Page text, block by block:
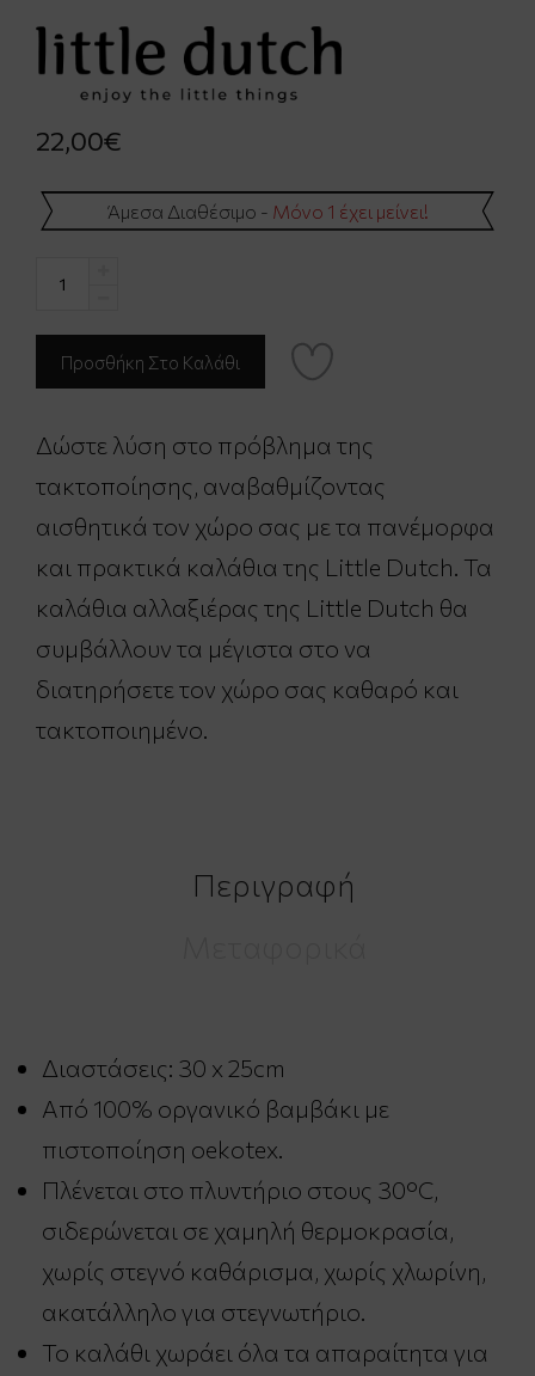
22,00€
Άμεσα Διαθέσιμο - Μόνο 1 έχει μείνει!
Δώστε λύση στο πρόβλημα της
τακτοποίησης, αναβαθμίζοντας
αισθητικά τον χώρο σας με τα πανέμορφα
και πρακτικά καλάθια της Little Dutch. Τα
καλάθια αλλαξιέρας της Little Dutch θα
συμβάλλουν τα μέγιστα στο να
διατηρήσετε τον χώρο σας καθαρό και
τακτοποιημένο.
Περιγραφή
Διαστάσεις: 30 x 25cm
Aπό 100% οργανικό βαμβάκι με
πιστοποίηση oekotex.
Πλένεται στο πλυντήριο στους 30°C,
σιδερώνεται σε χαμηλή θερμοκρασία,
χωρίς στεγνό καθάρισμα, χωρίς χλωρίνη,
ακατάλληλο για στεγνωτήριο.
Το καλάθι χωράει όλα τα απαραίτητα για